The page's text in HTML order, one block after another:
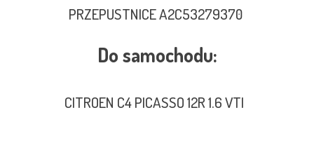
PRZEPUSTNICE A2C53279370
Do samochodu:
CITROEN C4 PICASSO 12R 1.6 VTI